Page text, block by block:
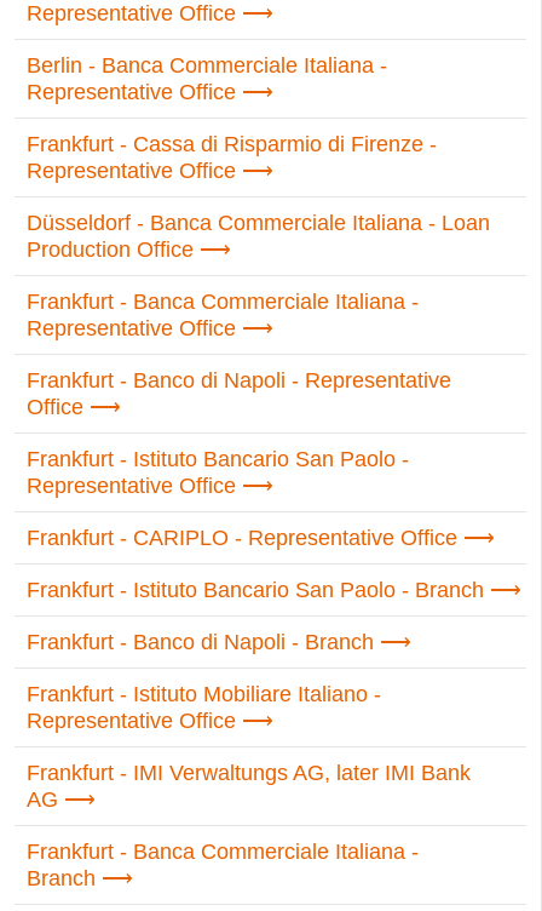
Representative Office
Berlin - Banca Commerciale Italiana -
Representative Office
Frankfurt - Cassa di Risparmio di Firenze -
Representative Office
Düsseldorf - Banca Commerciale Italiana - Loan
Production Office
Frankfurt - Banca Commerciale Italiana -
Representative Office
Frankfurt - Banco di Napoli - Representative
Office
Frankfurt - Istituto Bancario San Paolo -
Representative Office
Frankfurt - CARIPLO - Representative Office
Frankfurt - Istituto Bancario San Paolo - Branch
Frankfurt - Banco di Napoli - Branch
Frankfurt - Istituto Mobiliare Italiano -
Representative Office
Frankfurt - IMI Verwaltungs AG, later IMI Bank
AG
Frankfurt - Banca Commerciale Italiana -
Branch